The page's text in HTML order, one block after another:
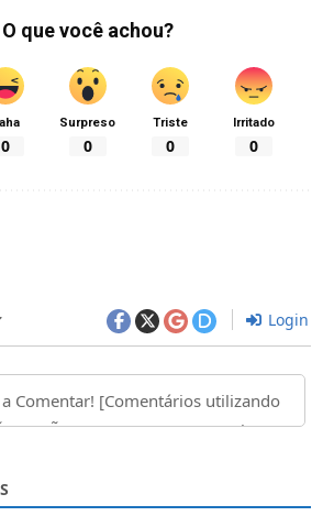
O que você achou?
0
Surpreso
0
Triste
0
Irritado
0
Login